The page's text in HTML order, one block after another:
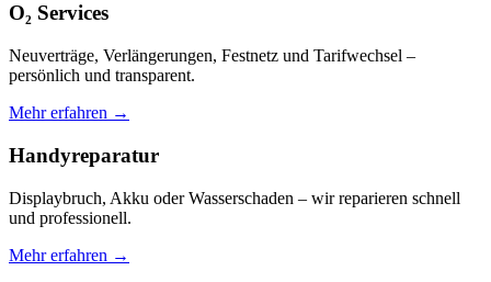
O₂ Services
Neuverträge, Verlängerungen, Festnetz und Tarifwechsel –
persönlich und transparent.
Mehr erfahren →
Handyreparatur
Displaybruch, Akku oder Wasserschaden – wir reparieren schnell
und professionell.
Mehr erfahren →